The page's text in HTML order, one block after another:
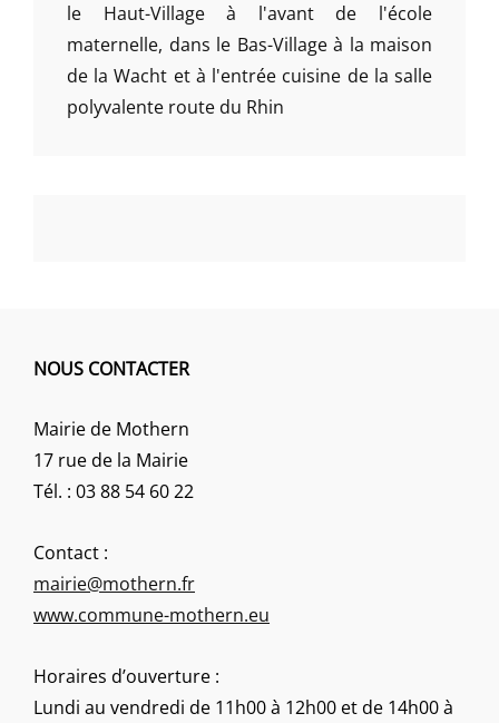
le Haut-Village à l'avant de l'école
maternelle, dans le Bas-Village à la maison
de la Wacht et à l'entrée cuisine de la salle
polyvalente route du Rhin
NOUS CONTACTER
Mairie de Mothern
17 rue de la Mairie
Tél. : 03 88 54 60 22
Contact :
mairie@mothern.fr
www.commune-mothern.eu
Horaires d’ouverture :
Lundi au vendredi de 11h00 à 12h00 et de 14h00 à